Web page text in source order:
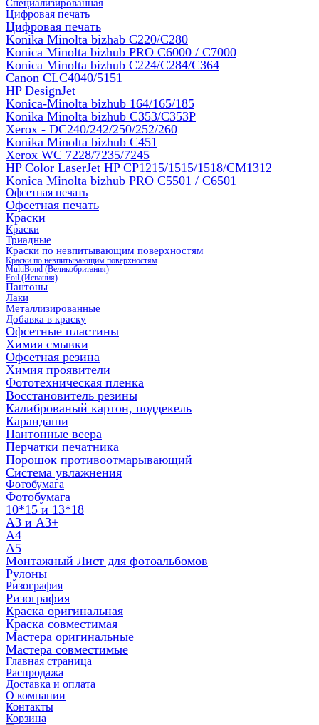
Специализированная
Цифровая печать
Цифровая печать
Konika Minolta bizhab C220/C280
Konica Minolta bizhub PRO C6000 / C7000
Konica Minolta bizhub С224/С284/С364
Canon CLC4040/5151
HP DesignJet
Konica-Minolta bizhub 164/165/185
Konika Minolta bizhub C353/C353Р
Xerox - DC240/242/250/252/260
Konika Minolta bizhub C451
Xerox WC 7228/7235/7245
HP Color LaserJet HP CP1215/1515/1518/CM1312
Konica Minolta bizhub PRO С5501 / С6501
Офсетная печать
Офсетная печать
Краски
Краски
Триадные
Краски по невпитывающим поверхностям
Краски по невпитывающим поверхностям
MultiBond (Великобритания)
Foil (Испания)
Пантоны
Лаки
Металлизированные
Добавка в краску
Офсетные пластины
Химия смывки
Офсетная резина
Химия проявители
Фототехническая пленка
Восстановитель резины
Калиброваный картон, поддекель
Карандаши
Пантонные веера
Перчатки печатника
Порошок противоотмарывающий
Система увлажнения
Фотобумага
Фотобумага
10*15 и 13*18
A3 и А3+
А4
А5
Монтажный Лист для фотоальбомов
Рулоны
Ризография
Ризография
Краска оригинальная
Краска совместимая
Мастера оригинальные
Мастера совместимые
Главная страница
Распродажа
Доставка и оплата
О компании
Контакты
Корзина